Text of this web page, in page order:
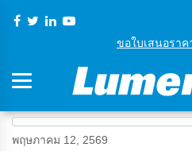
ขอใบเสนอราค
พฤษภาคม 12, 2569